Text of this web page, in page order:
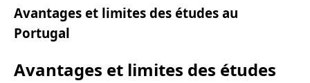
Avantages et limites des études au
Portugal
Avantages et limites des études